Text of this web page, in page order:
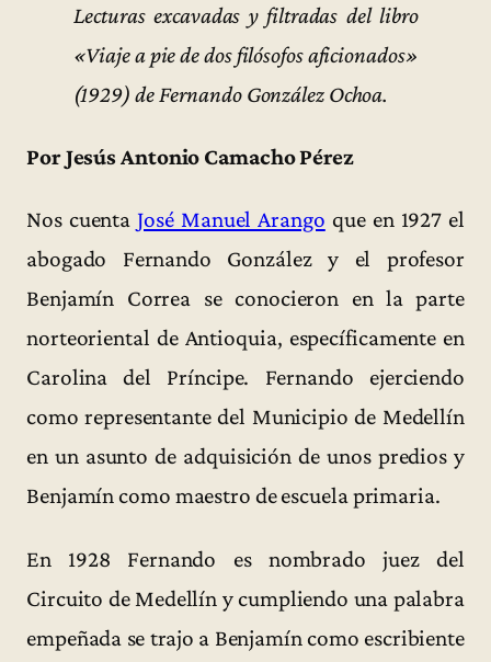
Lecturas excavadas y filtradas del libro
«Viaje a pie de dos filósofos aficionados»
(1929) de Fernando González Ochoa.
Por Jesús Antonio Camacho Pérez
Nos cuenta José Manuel Arango que en 1927 el
abogado Fernando González y el profesor
Benjamín Correa se conocieron en la parte
norteoriental de Antioquia, específicamente en
Carolina del Príncipe. Fernando ejerciendo
como representante del Municipio de Medellín
en un asunto de adquisición de unos predios y
Benjamín como maestro de escuela primaria.
En 1928 Fernando es nombrado juez del
Circuito de Medellín y cumpliendo una palabra
empeñada se trajo a Benjamín como escribiente